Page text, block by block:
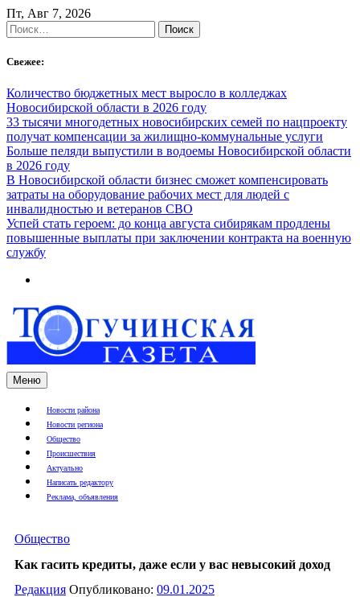
Skip
to
content
Пт, Авг 7, 2026
Найти:
Свежее:
Количество бюджетных мест выросло в колледжах
Новосибирской области в 2026 году
33 тысячи многодетных новосибирских семей по нацпроекту
получат компенсации за жилищно-коммунальные услуги
Больше пеляди выпустили в водоемы Новосибирской области
в 2026 году
В Новосибирской области бизнес сможет компенсировать
затраты на оборудование рабочих мест для людей с
инвалидностью и ветеранов СВО
Успей стать героем: до конца августа сибирякам продлены
повышенные выплаты при заключении контракта на военную
службу
Меню
Новости района
Новости региона
Общество
Происшествия
Актуально
Написать редактору
Реклама, объявления
Общество
Как гасить кредиты, даже если у вас невысокий доход
Редакция Опубликовано: 09.01.2025